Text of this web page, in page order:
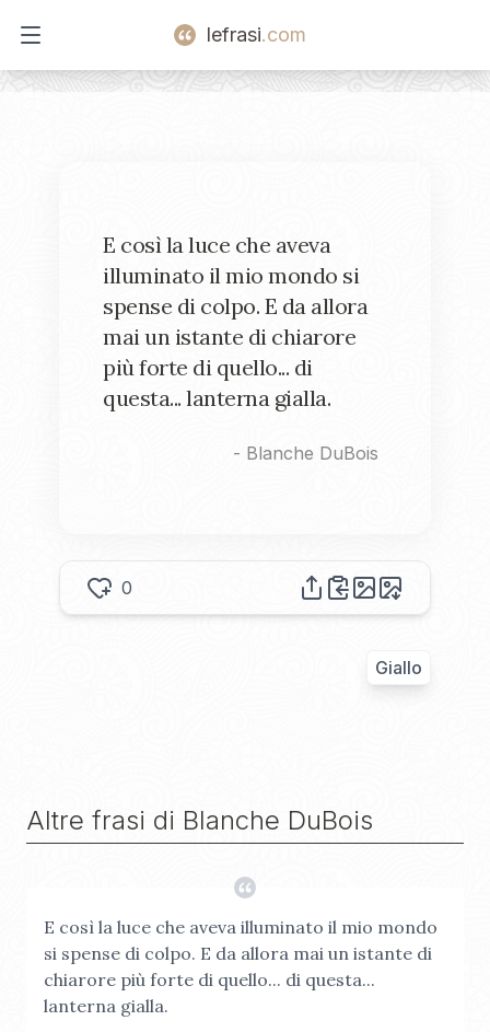
Open main menu
lefrasi.com
E così la luce che aveva
illuminato il mio mondo si
spense di colpo. E da allora
mai un istante di chiarore
più forte di quello... di
questa... lanterna gialla.
- Blanche DuBois
0
Giallo
Altre frasi di Blanche DuBois
E così la luce che aveva illuminato il mio mondo
si spense di colpo. E da allora mai un istante di
chiarore più forte di quello... di questa...
lanterna gialla.